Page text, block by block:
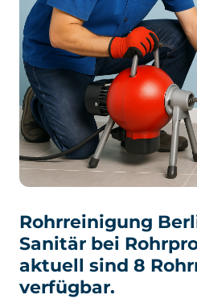
Rohrreinigung
Sanitär bei
aktuell sind 8
verfügbar.